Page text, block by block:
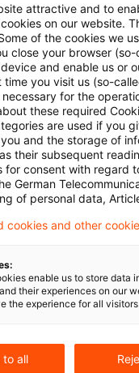
Baden-
Veräußerung
28. März 2023
assets,
(BFH) hat
die ein
von
als privates
28. Februar 2023
assets, Einkomme
attractive and to
on our website.
of the cookies we
close your browser
and enable us or
you visit us (so-
for the
these required
are used if you
and the storage of
their subsequent
for consent with regard
German
of personal data,
cookies and other
enable us to store data
their experiences on our
the experience for all visitors.
to all